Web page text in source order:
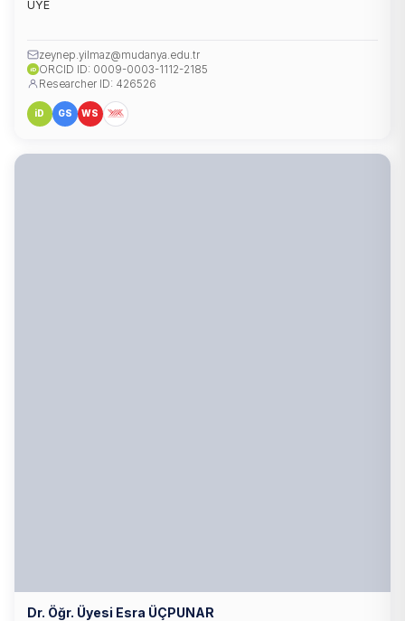
ÜYE
zeynep.yilmaz@mudanya.edu.tr
iD ORCID ID: 0009-0003-1112-2185
Researcher ID: 426526
iD GS WS
Dr. Öğr. Üyesi Esra ÜÇPUNAR